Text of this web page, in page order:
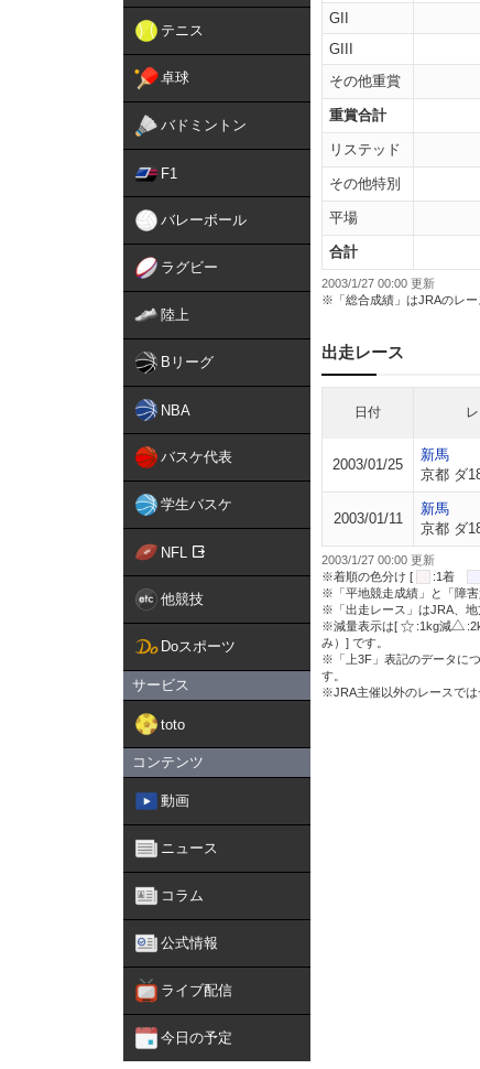
テニス
卓球
バドミントン
F1
バレーボール
ラグビー
陸上
Bリーグ
NBA
バスケ代表
学生バスケ
NFL
他競技
Doスポーツ
サービス
toto
コンテンツ
動画
ニュース
コラム
公式情報
ライブ配信
今日の予定
GII
GIII
その他重賞
重賞合計
リステッド
その他特別
平場
合計
2003/1/27 00:00 更新
※「総合成績」はJRAのレー
出走レース
日付
2003/01/25
新馬
京都 ダ
2003/01/11
新馬
京都 ダ
2003/1/27 00:00 更新
※着順の色分け [
:1着
※「平地競走成績」と「障害
※「出走レース」はJRA、地
※減量表示は[
:1kg減
み）] です。
※「上3F」表記のデータに
す。
※JRA主催以外のレースでは